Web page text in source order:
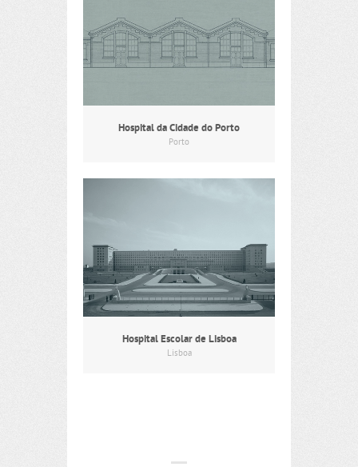
Hospital da Cidade do Porto
Porto
Hospital Escolar de Lisboa
Lisboa